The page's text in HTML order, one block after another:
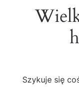
Szykuje się